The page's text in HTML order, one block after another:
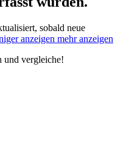
sobald neue
anzeigen mehr anzeigen
und vergleiche!